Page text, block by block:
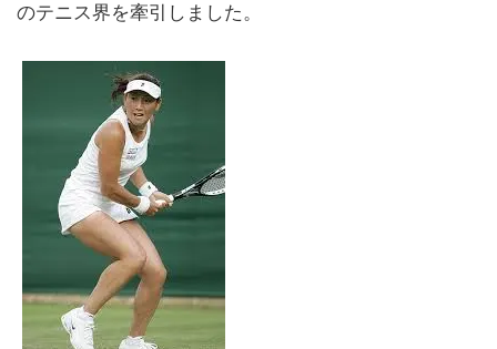
のテニス界を牽引しました。